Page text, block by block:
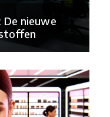
De nieuwe